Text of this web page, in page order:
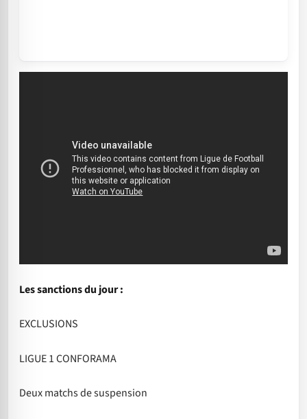
Les sanctions du jour :
EXCLUSIONS
LIGUE 1 CONFORAMA
Deux matchs de suspension